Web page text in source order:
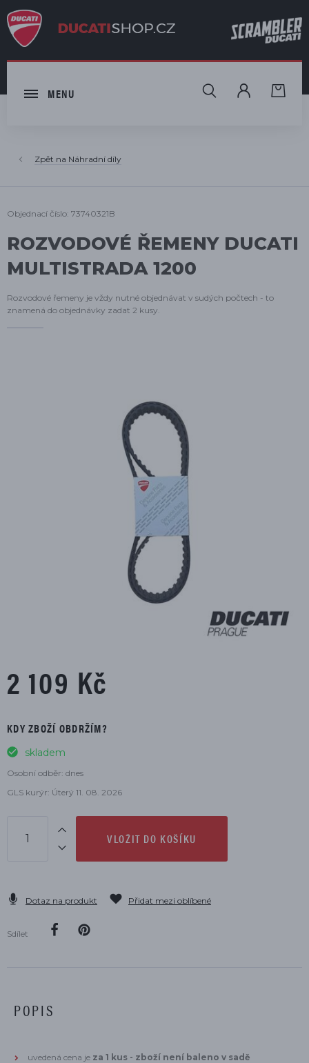
MENU HLEDAT
Náhradní díly
Objednací číslo: 73740321B
ROZVODOVÉ ŘEMENY DUCATI
MULTISTRADA 1200
Rozvodové řemeny je vždy nutné objednávat v sudých počtech - to
znamená do objednávky zadat 2 kusy.
2 109 Kč
KDY ZBOŽÍ OBDRŽÍM?
skladem
Osobní odběr: dnes
GLS kurýr: Úterý 11. 08. 2026
VLOŽIT DO KOŠÍKU
Dotaz na produkt Přidat mezi oblíbené
Sdílet
POPIS
uvedená cena je za 1 kus - zboží není baleno v sadě